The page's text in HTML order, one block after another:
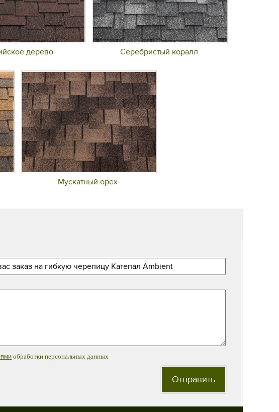
дерево Серебристый коралл
Мускатный орех
обработки персональных данных